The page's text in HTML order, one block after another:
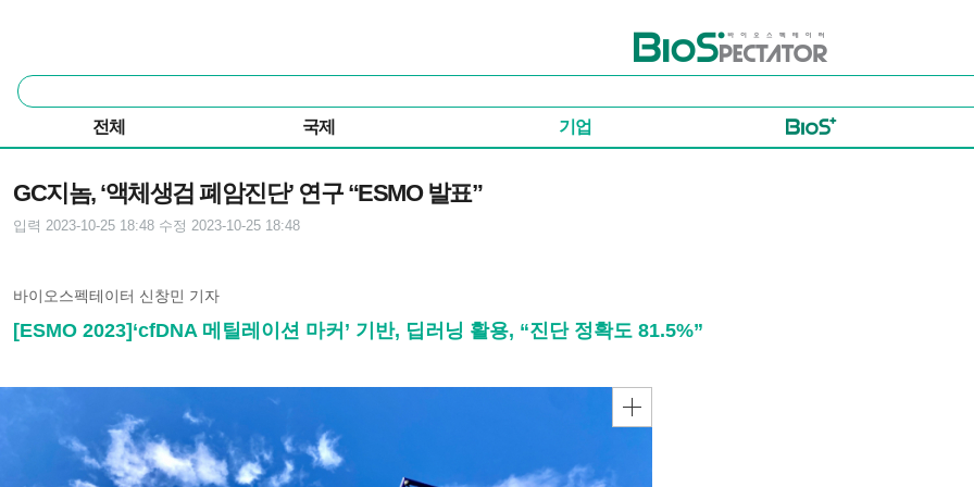
바이오스펙테이터
통
합
색
전체 국제 기업
GC지놈, ‘액체생검 폐암진단’ 연구 “ESMO 발표”
입력 2023-10-25 18:48 수정 2023-10-25 18:48
바이오스펙테이터 신창민 기자
[ESMO 2023]‘cfDNA 메틸레이션 마커’ 기반, 딥러닝 활용, “진단 정확도 81.5%”